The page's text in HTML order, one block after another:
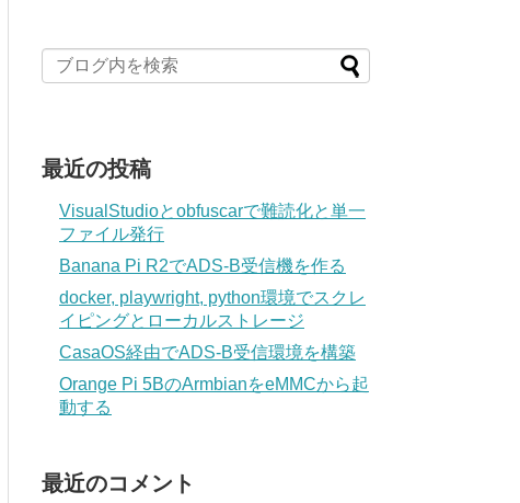
最近の投稿
VisualStudioとobfuscarで難読化と単一
ファイル発行
Banana Pi R2でADS-B受信機を作る
docker, playwright, python環境でスクレ
イピングとローカルストレージ
CasaOS経由でADS-B受信環境を構築
Orange Pi 5BのArmbianをeMMCから起
動する
最近のコメント